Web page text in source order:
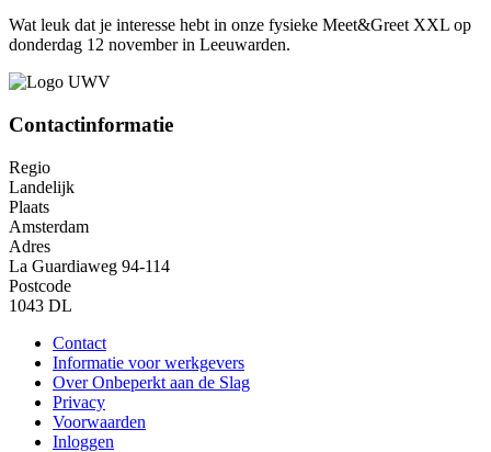
Wat leuk dat je interesse hebt in onze fysieke Meet&Greet XXL op
donderdag 12 november in Leeuwarden.
Contactinformatie
Regio
Landelijk
Plaats
Amsterdam
Adres
La Guardiaweg 94-114
Postcode
1043 DL
Contact
Informatie voor werkgevers
Over Onbeperkt aan de Slag
Privacy
Voorwaarden
Inloggen